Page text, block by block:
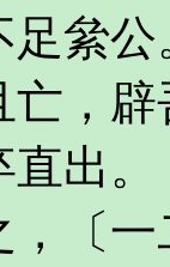
絫
，
直出
〔